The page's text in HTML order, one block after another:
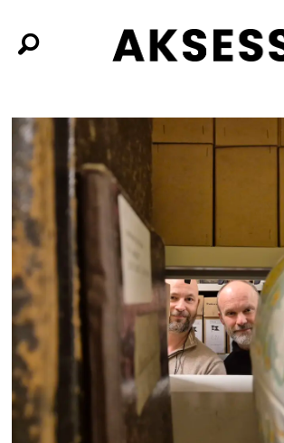
Tag:
spillformidling